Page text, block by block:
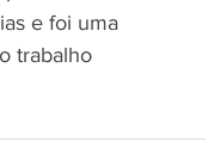
e foi uma
trabalho